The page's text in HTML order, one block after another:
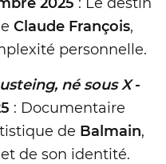
Claude François,
personnelle.
né sous X-
: Documentaire
de Balmain,
de son identité.